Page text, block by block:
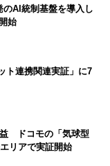
のAI統制基盤を導入し
始
ト連携関連実証」に7
ドコモの「気球型
リアで実証開始